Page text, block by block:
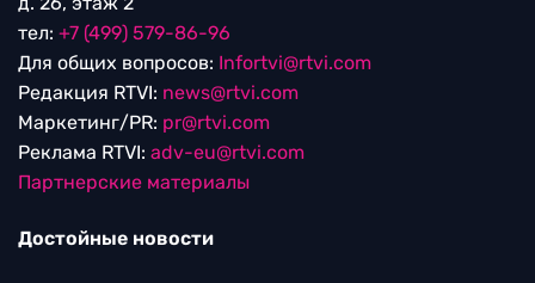
тел: +7 (499) 579-86-96
Для общих вопросов: Infortvi@rtvi.com
Редакция RTVI: news@rtvi.com
Маркетинг/PR: pr@rtvi.com
Реклама RTVI: adv-eu@rtvi.com
Партнерские материалы
Достойные новости